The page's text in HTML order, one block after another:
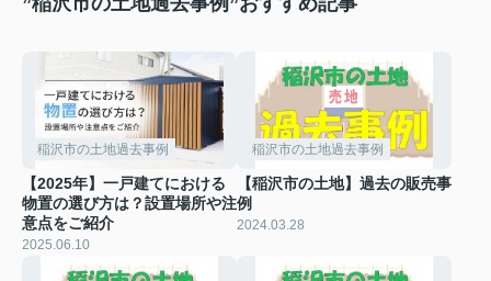
稲沢市の土地過去事例
【2025年】一戸建てにおける
物置の選び方は？設置場所や注
意点をご紹介
2025.06.10
稲沢市の土地過去事例
【稲沢市の土地】過去の販売事
例
2024.03.28